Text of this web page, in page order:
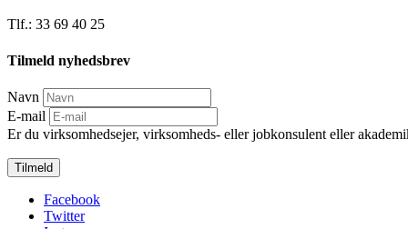
Tlf.: 33 69 40 25
Tilmeld nyhedsbrev
Navn
E-mail
Er du virksomhedsejer, virksomheds- eller jobkonsulent eller
Tilmeld
Facebook
Twitter